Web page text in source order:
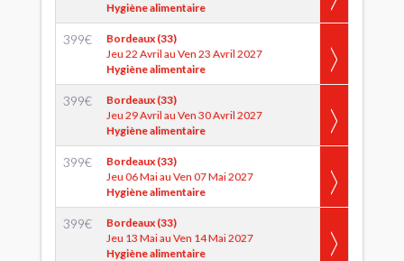
Hygiène alimentaire
399€
Bordeaux (33)
Jeu 22 Avril au Ven 23 Avril 2027
Hygiène alimentaire
399€
Bordeaux (33)
Jeu 29 Avril au Ven 30 Avril 2027
Hygiène alimentaire
399€
Bordeaux (33)
Jeu 06 Mai au Ven 07 Mai 2027
Hygiène alimentaire
399€
Bordeaux (33)
Jeu 13 Mai au Ven 14 Mai 2027
Hygiène alimentaire